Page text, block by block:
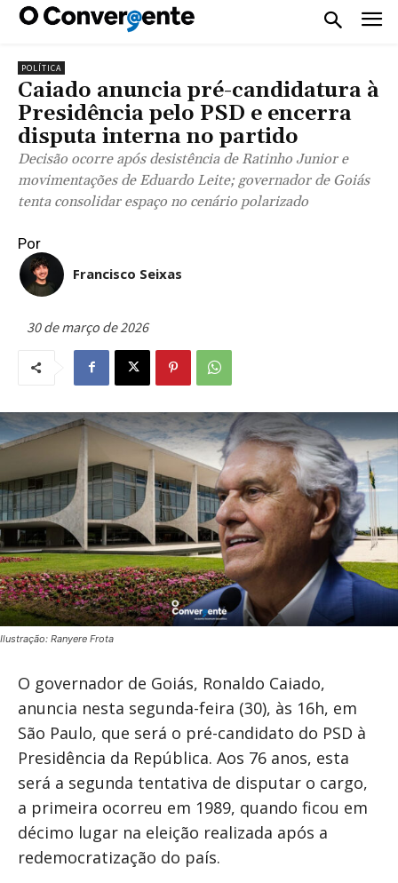
POLÍTICA
Caiado anuncia pré-candidatura à
Presidência pelo PSD e encerra
disputa interna no partido
Decisão ocorre após desistência de Ratinho Junior e
movimentações de Eduardo Leite; governador de Goiás
tenta consolidar espaço no cenário polarizado
Por
Francisco Seixas
30 de março de 2026
Ilustração: Ranyere Frota
O governador de Goiás, Ronaldo Caiado,
anuncia nesta segunda-feira (30), às 16h, em
São Paulo, que será o pré-candidato do PSD à
Presidência da República. Aos 76 anos, esta
será a segunda tentativa de disputar o cargo,
a primeira ocorreu em 1989, quando ficou em
décimo lugar na eleição realizada após a
redemocratização do país.